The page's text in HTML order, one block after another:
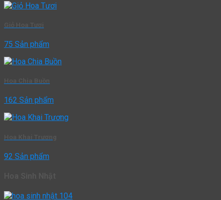
75 Sản phẩm
162 Sản phẩm
92 Sản phẩm